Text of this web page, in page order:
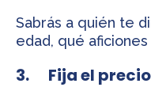
Sabrás a quién te
edad, qué
3. Fija el precio